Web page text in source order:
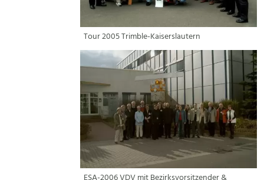
Tour 2005 Trimble-Kaiserslautern